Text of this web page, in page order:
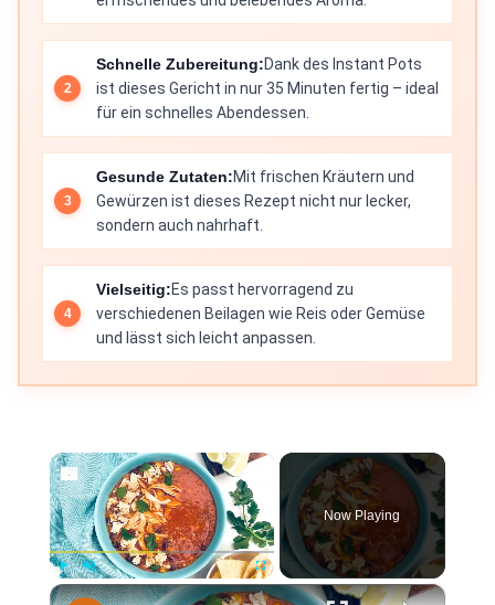
Schnelle Zubereitung:Dank des Instant Pots
ist dieses Gericht in nur 35 Minuten fertig – ideal
für ein schnelles Abendessen.
Gesunde Zutaten:Mit frischen Kräutern und
Gewürzen ist dieses Rezept nicht nur lecker,
sondern auch nahrhaft.
Vielseitig:Es passt hervorragend zu
verschiedenen Beilagen wie Reis oder Gemüse
und lässt sich leicht anpassen.
×
Play Unmute Fullscreen
Now Playing
×